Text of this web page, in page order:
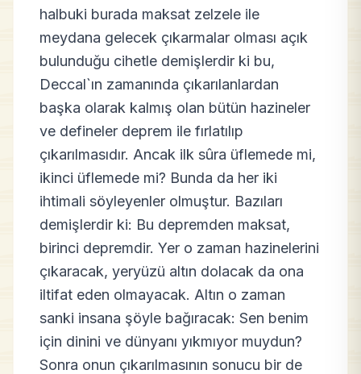
halbuki burada maksat zelzele ile
meydana gelecek çıkarmalar olması açık
bulunduğu cihetle demişlerdir ki bu,
Deccal`ın zamanında çıkarılanlardan
başka olarak kalmış olan bütün hazineler
ve defineler deprem ile fırlatılıp
çıkarılmasıdır. Ancak ilk sûra üflemede mi,
ikinci üflemede mi? Bunda da her iki
ihtimali söyleyenler olmuştur. Bazıları
demişlerdir ki: Bu depremden maksat,
birinci depremdir. Yer o zaman hazinelerini
çıkaracak, yeryüzü altın dolacak da ona
iltifat eden olmayacak. Altın o zaman
sanki insana şöyle bağıracak: Sen benim
için dinini ve dünyanı yıkmıyor muydun?
Sonra onun çıkarılmasının sonucu bir de